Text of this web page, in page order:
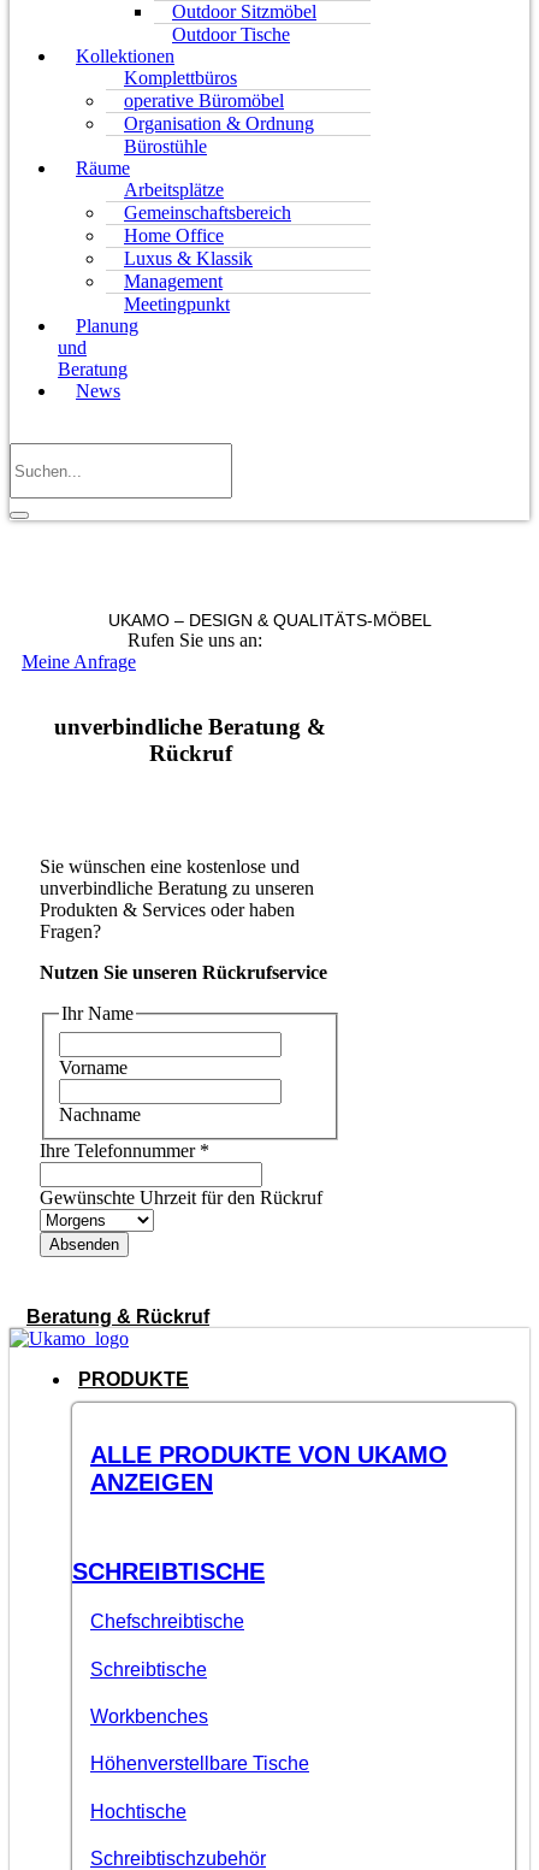
Outdoor Sitzmöbel
Outdoor Tische
Kollektionen
Komplettbüros
operative Büromöbel
Organisation & Ordnung
Bürostühle
Räume
Arbeitsplätze
Gemeinschaftsbereich
Home Office
Luxus & Klassik
Management
Meetingpunkt
Planung
und
Beratung
News
UKAMO – DESIGN & QUALITÄTS-MÖBEL
Rufen Sie uns an:
Meine Anfrage
unverbindliche Beratung &
Rückruf
Sie wünschen eine kostenlose und
unverbindliche Beratung zu unseren
Produkten & Services oder haben
Fragen?
Nutzen Sie unseren Rückrufservice
Ihr Name
Vorname
Nachname
Ihre Telefonnummer *
Gewünschte Uhrzeit für den Rückruf
Absenden
Beratung & Rückruf
PRODUKTE
ALLE PRODUKTE VON UKAMO
ANZEIGEN
SCHREIBTISCHE
Chefschreibtische
Schreibtische
Workbenches
Höhenverstellbare Tische
Hochtische
Schreibtischzubehör